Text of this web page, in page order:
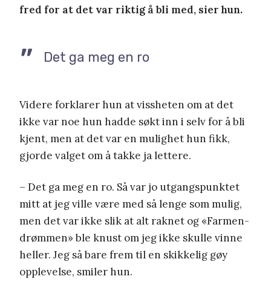
fred for at det var riktig å bli med, sier hun.
Det ga meg en ro
Videre forklarer hun at vissheten om at det
ikke var noe hun hadde søkt inn i selv for å bli
kjent, men at det var en mulighet hun fikk,
gjorde valget om å takke ja lettere.
– Det ga meg en ro. Så var jo utgangspunktet
mitt at jeg ville være med så lenge som mulig,
men det var ikke slik at alt raknet og «Farmen-
drømmen» ble knust om jeg ikke skulle vinne
heller. Jeg så bare frem til en skikkelig gøy
opplevelse, smiler hun.